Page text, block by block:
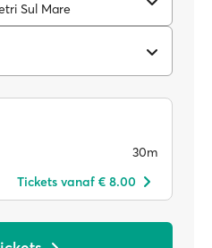
Sul Mare
30m
Tickets vanaf € 8.00